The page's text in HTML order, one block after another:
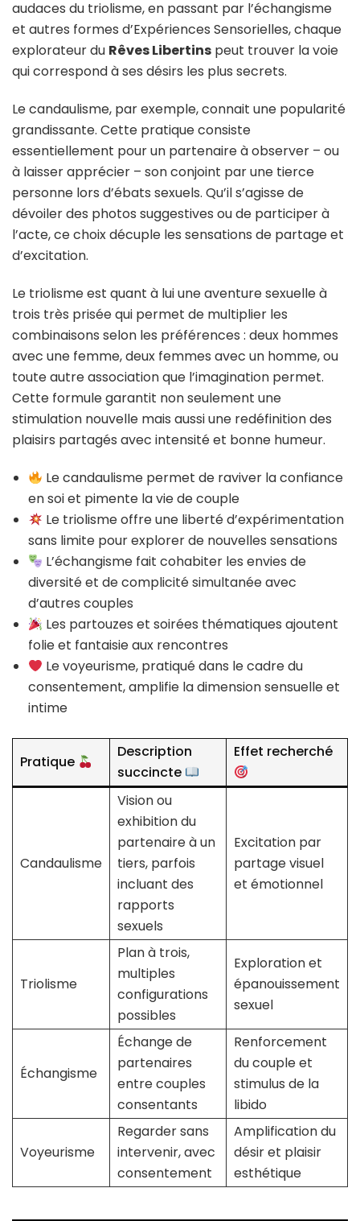
audaces du triolisme, en passant par l’échangisme
et autres formes d’Expériences Sensorielles, chaque
explorateur du Rêves Libertins peut trouver la voie
qui correspond à ses désirs les plus secrets.
Le candaulisme, par exemple, connait une popularité
grandissante. Cette pratique consiste
essentiellement pour un partenaire à observer – ou
à laisser apprécier – son conjoint par une tierce
personne lors d’ébats sexuels. Qu’il s’agisse de
dévoiler des photos suggestives ou de participer à
l’acte, ce choix décuple les sensations de partage et
d’excitation.
Le triolisme est quant à lui une aventure sexuelle à
trois très prisée qui permet de multiplier les
combinaisons selon les préférences : deux hommes
avec une femme, deux femmes avec un homme, ou
toute autre association que l’imagination permet.
Cette formule garantit non seulement une
stimulation nouvelle mais aussi une redéfinition des
plaisirs partagés avec intensité et bonne humeur.
Le candaulisme permet de raviver la confiance
en soi et pimente la vie de couple
Le triolisme offre une liberté d’expérimentation
sans limite pour explorer de nouvelles sensations
L’échangisme fait cohabiter les envies de
diversité et de complicité simultanée avec
d’autres couples
Les partouzes et soirées thématiques ajoutent
folie et fantaisie aux rencontres
Le voyeurisme, pratiqué dans le cadre du
consentement, amplifie la dimension sensuelle et
intime
Pratique
Description
succincte
Effet recherché
Candaulisme
Vision ou
exhibition du
partenaire à un
tiers, parfois
incluant des
rapports
sexuels
Excitation par
partage visuel
et émotionnel
Triolisme
Plan à trois,
multiples
configurations
possibles
Exploration et
épanouissement
sexuel
Échangisme
Échange de
partenaires
entre couples
consentants
Renforcement
du couple et
stimulus de la
libido
Voyeurisme
Regarder sans
intervenir, avec
consentement
Amplification du
désir et plaisir
esthétique